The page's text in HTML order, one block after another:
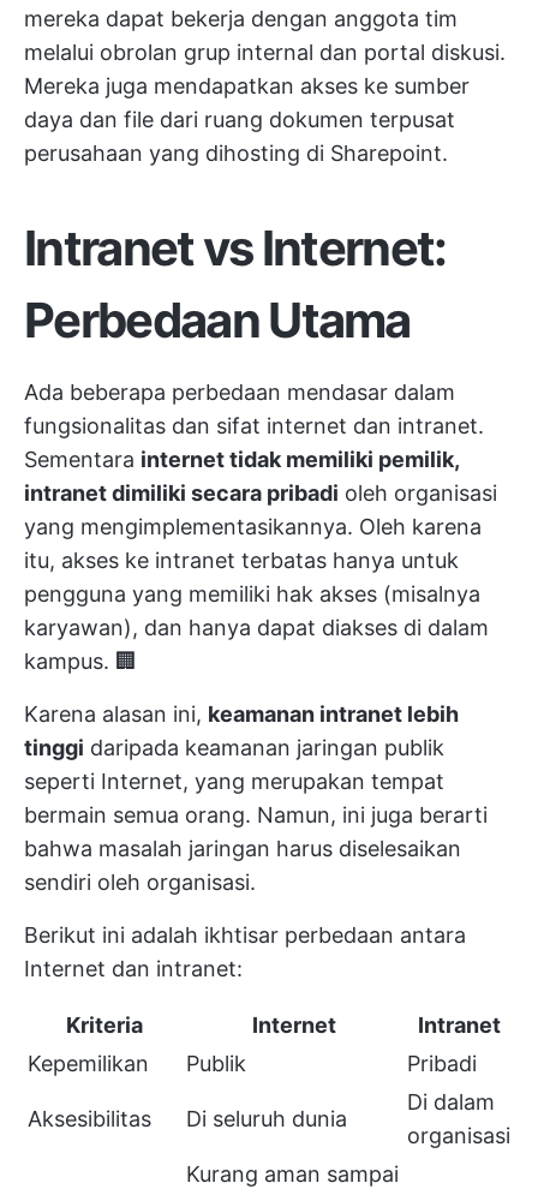
mereka dapat bekerja dengan anggota tim
melalui obrolan grup internal dan portal diskusi.
Mereka juga mendapatkan akses ke sumber
daya dan file dari ruang dokumen terpusat
perusahaan yang dihosting di Sharepoint.
Intranet vs Internet:
Perbedaan Utama
Ada beberapa perbedaan mendasar dalam
fungsionalitas dan sifat internet dan intranet.
Sementara internet tidak memiliki pemilik,
intranet dimiliki secara pribadi oleh organisasi
yang mengimplementasikannya. Oleh karena
itu, akses ke intranet terbatas hanya untuk
pengguna yang memiliki hak akses (misalnya
karyawan), dan hanya dapat diakses di dalam
kampus. 🏢
Karena alasan ini, keamanan intranet lebih
tinggi daripada keamanan jaringan publik
seperti Internet, yang merupakan tempat
bermain semua orang. Namun, ini juga berarti
bahwa masalah jaringan harus diselesaikan
sendiri oleh organisasi.
Berikut ini adalah ikhtisar perbedaan antara
Internet dan intranet:
Kriteria Internet
Intranet
Kepemilikan
Publik Pribadi
Aksesibilitas Di seluruh dunia
Di dalam
organisasi
Kurang aman sampai